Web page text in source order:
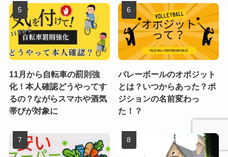
11月から自転車の罰則強
化！本人確認どうやってす
るの？ながらスマホや酒気
帯びが対象に
バレーボールのオポジット
とは？いつからあった？ポ
ジションの名前変わっ
た！？